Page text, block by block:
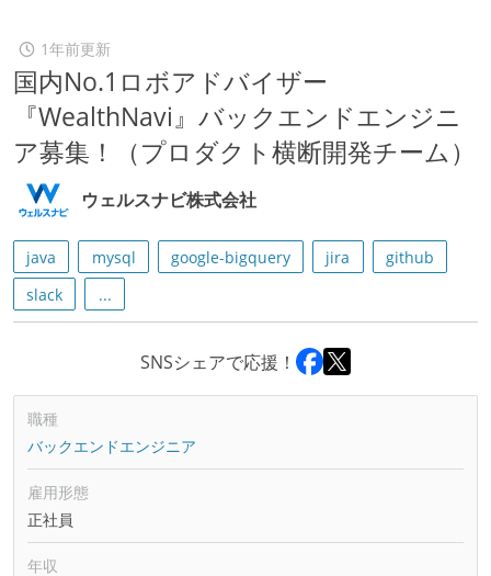
1年前更新
国内No.1ロボアドバイザー
『WealthNavi』バックエンドエンジニ
ア募集！（プロダクト横断開発チーム）
ウェルスナビ株式会社
java mysql google-bigquery jira
github
slack
...
SNSシェアで応援！
職種
バックエンドエンジニア
雇用形態
正社員
年収